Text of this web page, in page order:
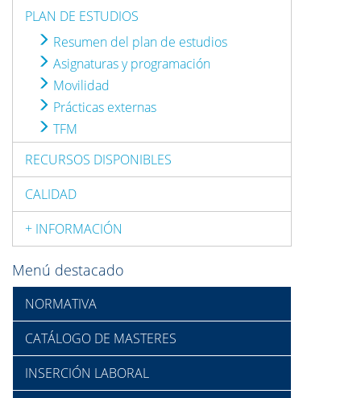
PLAN DE ESTUDIOS
Resumen del plan de estudios
Asignaturas y programación
Movilidad
Prácticas externas
TFM
RECURSOS DISPONIBLES
CALIDAD
+ INFORMACIÓN
Menú destacado
NORMATIVA
CATÁLOGO DE MASTERES
INSERCIÓN LABORAL